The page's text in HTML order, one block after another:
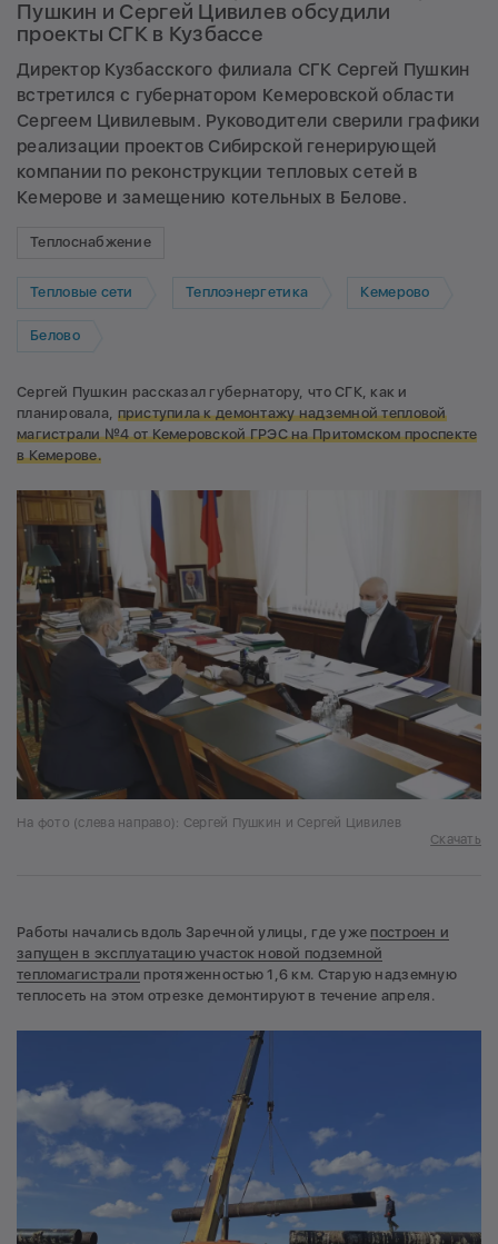
Пушкин и Сергей Цивилев обсудили
проекты СГК в Кузбассе
Директор Кузбасского филиала СГК Сергей Пушкин
встретился с губернатором Кемеровской области
Сергеем Цивилевым. Руководители сверили графики
реализации проектов Сибирской генерирующей
компании по реконструкции тепловых сетей в
Кемерове и замещению котельных в Белове.
Теплоснабжение
Тепловые сети Теплоэнергетика Кемерово
Белово
Сергей Пушкин рассказал губернатору, что СГК, как и
планировала, приступила к демонтажу надземной тепловой
магистрали №4 от Кемеровской ГРЭС на Притомском проспекте
в Кемерове.
На фото (слева направо): Сергей Пушкин и Сергей Цивилев
Скачать
Работы начались вдоль Заречной улицы, где уже построен и
запущен в эксплуатацию участок новой подземной
тепломагистрали протяженностью 1,6 км. Старую надземную
теплосеть на этом отрезке демонтируют в течение апреля.